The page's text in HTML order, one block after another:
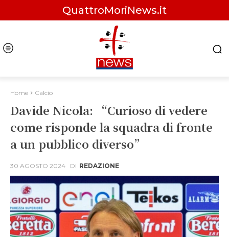
QuattroMoriNews.it
Home Calcio
Davide Nicola: “Curioso di vedere
come risponde la squadra di fronte
a un pubblico diverso”
30 AGOSTO 2024 DI REDAZIONE